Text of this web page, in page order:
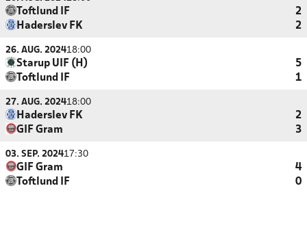
Toftlund IF
2
Haderslev FK
2
26. AUG. 202418:00
Starup UIF (H)
5
Toftlund IF
1
27. AUG. 202418:00
Haderslev FK
2
GIF Gram
3
03. SEP. 202417:30
GIF Gram
4
Toftlund IF
0